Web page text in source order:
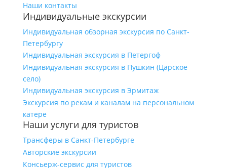
Наши контакты
Индивидуальные экскурсии
Индивидуальная обзорная экскурсия по Санкт-
Петербургу
Индивидуальная экскурсия в Петергоф
Индивидуальная экскурсия в Пушкин (Царское
село)
Индивидуальная экскурсия в Эрмитаж
Экскурсия по рекам и каналам на персональном
катере
Наши услуги для туристов
Трансферы в Санкт-Петербурге
Авторские экскурсии
Консьерж-сервис для туристов